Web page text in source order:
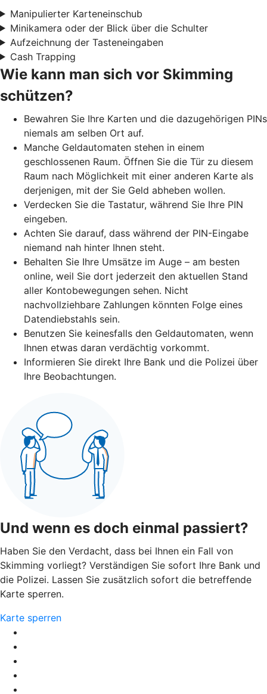
Manipulierter Karteneinschub
Minikamera oder der Blick über die Schulter
Aufzeichnung der Tasteneingaben
Cash Trapping
Wie kann man sich vor Skimming
schützen?
Bewahren Sie Ihre Karten und die dazugehörigen PINs
niemals am selben Ort auf.
Manche Geldautomaten stehen in einem
geschlossenen Raum. Öffnen Sie die Tür zu diesem
Raum nach Möglichkeit mit einer anderen Karte als
derjenigen, mit der Sie Geld abheben wollen.
Verdecken Sie die Tastatur, während Sie Ihre PIN
eingeben.
Achten Sie darauf, dass während der PIN-Eingabe
niemand nah hinter Ihnen steht.
Behalten Sie Ihre Umsätze im Auge – am besten
online, weil Sie dort jederzeit den aktuellen Stand
aller Kontobewegungen sehen. Nicht
nachvollziehbare Zahlungen könnten Folge eines
Datendiebstahls sein.
Benutzen Sie keinesfalls den Geldautomaten, wenn
Ihnen etwas daran verdächtig vorkommt.
Informieren Sie direkt Ihre Bank und die Polizei über
Ihre Beobachtungen.
Und wenn es doch einmal passiert?
Haben Sie den Verdacht, dass bei Ihnen ein Fall von
Skimming vorliegt? Verständigen Sie sofort Ihre Bank und
die Polizei. Lassen Sie zusätzlich sofort die betreffende
Karte sperren.
Karte sperren